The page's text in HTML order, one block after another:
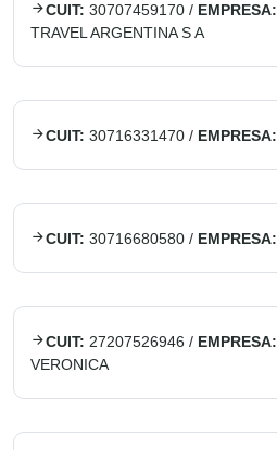
CUIT: 30707459170 / EMPRESA:
TRAVEL ARGENTINA S A
CUIT: 30716331470 / EMPRESA:
CUIT: 30716680580 / EMPRESA:
CUIT: 27207526946 / EMPRESA:
VERONICA